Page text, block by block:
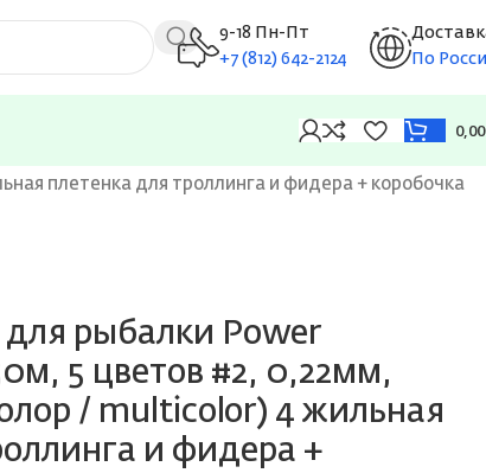
9-18 Пн-Пт
+7 (812) 642-2124
По
плетенка для троллинга и фидера + коробочка
рыбалки Power
5 цветов #2, 0,22мм,
/ multicolor) 4 жильная
и фидера +